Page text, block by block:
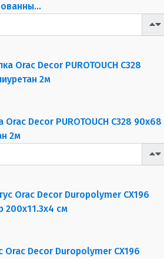
Decor PUROTOUCH C328 90х68
2м
Decor Duropolymer CX196